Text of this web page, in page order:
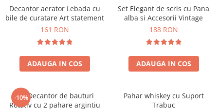
Decantor aerator Lebada cu
bile de curatare Art statement
161 RON
ADAUGA IN COS
Set Elegant de scris cu Pana
alba si Accesorii Vintage
188 RON
ADAUGA IN COS
-10%
Set Decantor de bauturi
Rotativ cu 2 pahare argintiu
Pahar whiskey cu Suport
Trabuc